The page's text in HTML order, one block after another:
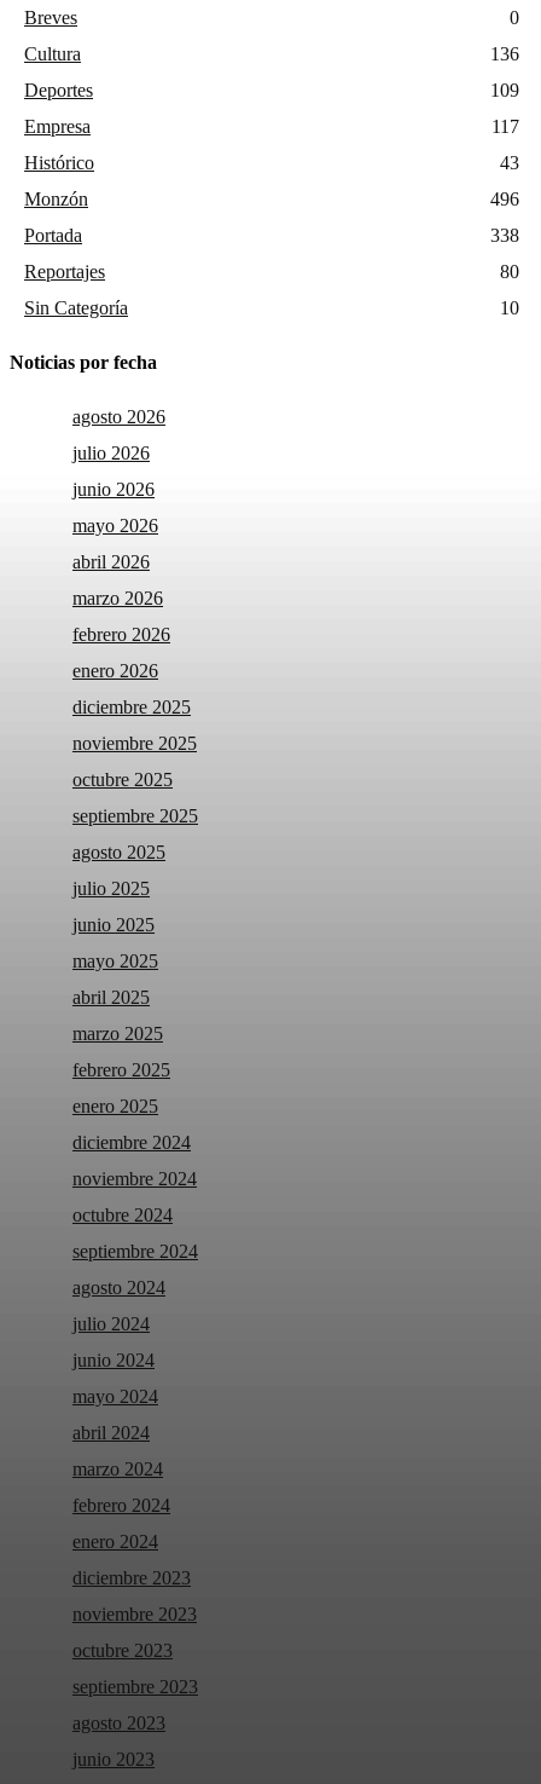
Breves
0
Cultura
136
Deportes
109
Empresa
117
Histórico
43
Monzón
496
Portada
338
Reportajes
80
Sin Categoría
10
Noticias por fecha
agosto 2026
julio 2026
junio 2026
mayo 2026
abril 2026
marzo 2026
febrero 2026
enero 2026
diciembre 2025
noviembre 2025
octubre 2025
septiembre 2025
agosto 2025
julio 2025
junio 2025
mayo 2025
abril 2025
marzo 2025
febrero 2025
enero 2025
diciembre 2024
noviembre 2024
octubre 2024
septiembre 2024
agosto 2024
julio 2024
junio 2024
mayo 2024
abril 2024
marzo 2024
febrero 2024
enero 2024
diciembre 2023
noviembre 2023
octubre 2023
septiembre 2023
agosto 2023
junio 2023